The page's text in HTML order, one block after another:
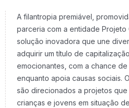
A filantropia premiável,
parceria com a entidade Projeto
solução inovadora que une
adquirir um título de
emocionantes, com a chance de
enquanto apoia causas sociais.
são direcionados a projetos que
crianças e jovens em situação